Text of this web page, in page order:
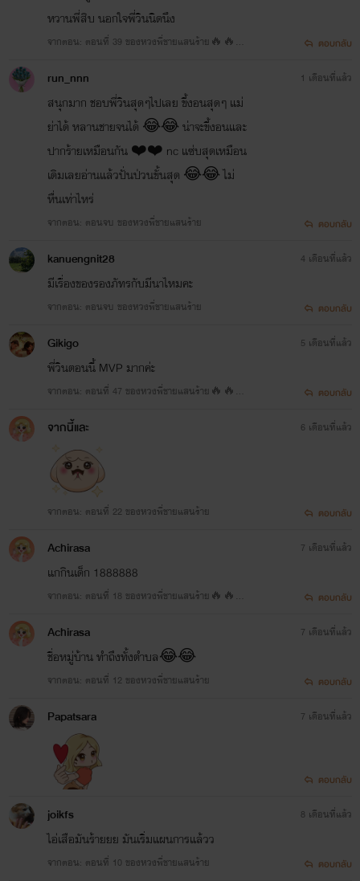
หวานพี่สิบ นอกใจพี่วินนิดนึง
จากตอน: ตอนที่ 39 ของหวงพี่ชายแสนร้าย🔥🔥
ตอบกลับ
run_nnn
สนุกมาก ชอบพี่วินสุดๆไปเลย ขี้งอนสุดๆ แม่
ย่าได้ หลานชายจนได้ 😂😂 น่าจะขี้งอนและ
ปากร้ายเหมือนกัน ❤️❤️ nc แซ่บสุดเหมือน
เดิมเลยอ่านแล้วปั่นป่วนขั้นสุด 😂😂 ไม่
หื่นเท่าไหร่
จากตอน: ตอนจบ ของหวงพี่ชายแสนร้าย
1 เดือนที่แล้ว
ตอบกลับ
kanuengnit28
มีเรื่องของรองภัทรกับมีนาไหมคะ
จากตอน: ตอนจบ ของหวงพี่ชายแสนร้าย
4 เดือนที่แล้ว
ตอบกลับ
Gikigo
พี่วินตอนนี้ MVP มากค่ะ
จากตอน: ตอนที่ 47 ของหวงพี่ชายแสนร้าย🔥🔥
5 เดือนที่แล้ว
ตอบกลับ
จากนี้และ
จากตอน: ตอนที่ 22 ของหวงพี่ชายแสนร้าย
6 เดือนที่แล้ว
ตอบกลับ
Achirasa
แกกินเด็ก 1888888
จากตอน: ตอนที่ 18 ของหวงพี่ชายแสนร้าย🔥🔥
7 เดือนที่แล้ว
ตอบกลับ
Achirasa
ชื่อหมู่บ้าน ทำถึงทั้งตำบล😂😂
จากตอน: ตอนที่ 12 ของหวงพี่ชายแสนร้าย
7 เดือนที่แล้ว
ตอบกลับ
Papatsara 7 เดือนที่แล้ว
ตอบกลับ
joikfs
ไอ่เสือมันร้ายยย มันเริ่มแผนการแล้วว
จากตอน: ตอนที่ 10 ของหวงพี่ชายแสนร้าย
8 เดือนที่แล้ว
ตอบกลับ